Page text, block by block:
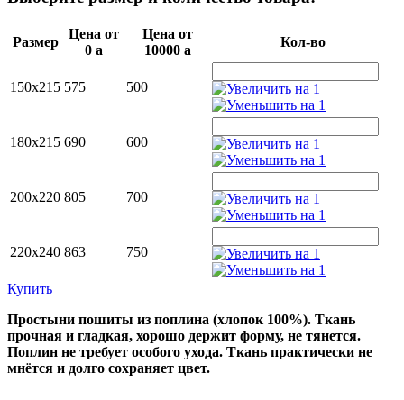
Размер
Цена от
0 a
Цена от
10000 a
Кол-во
150х215 575 500
180х215 690 600
200х220 805 700
220х240 863 750
Купить
Простыни пошиты из поплина (хлопок 100%). Ткань
прочная и гладкая, хорошо держит форму, не тянется.
Поплин не требует особого ухода. Ткань практически не
мнётся и долго сохраняет цвет.